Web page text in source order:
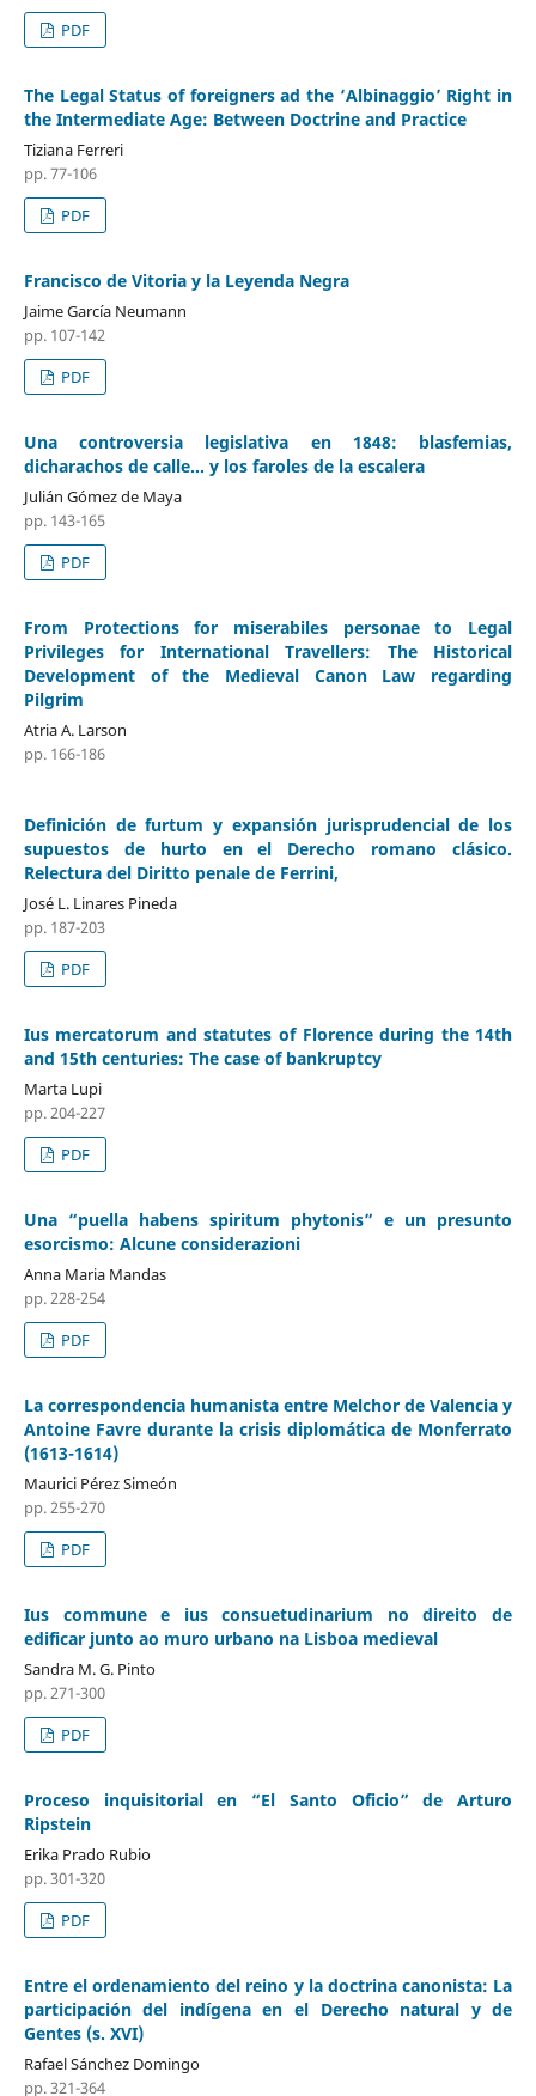
PDF
The Legal Status of foreigners ad the ‘Albinaggio’ Right in
the Intermediate Age: Between Doctrine and Practice
Tiziana Ferreri
pp. 77-106
PDF
Francisco de Vitoria y la Leyenda Negra
Jaime García Neumann
pp. 107-142
PDF
Una controversia legislativa en 1848: blasfemias,
dicharachos de calle… y los faroles de la escalera
Julián Gómez de Maya
pp. 143-165
PDF
From Protections for miserabiles personae to Legal
Privileges for International Travellers: The Historical
Development of the Medieval Canon Law regarding
Pilgrim
Atria A. Larson
pp. 166-186
Definición de furtum y expansión jurisprudencial de los
supuestos de hurto en el Derecho romano clásico.
Relectura del Diritto penale de Ferrini,
José L. Linares Pineda
pp. 187-203
PDF
Ius mercatorum and statutes of Florence during the 14th
and 15th centuries: The case of bankruptcy
Marta Lupi
pp. 204-227
PDF
Una “puella habens spiritum phytonis” e un presunto
esorcismo: Alcune considerazioni
Anna Maria Mandas
pp. 228-254
PDF
La correspondencia humanista entre Melchor de Valencia y
Antoine Favre durante la crisis diplomática de Monferrato
(1613-1614)
Maurici Pérez Simeón
pp. 255-270
PDF
Ius commune e ius consuetudinarium no direito de
edificar junto ao muro urbano na Lisboa medieval
Sandra M. G. Pinto
pp. 271-300
PDF
Proceso inquisitorial en “El Santo Oficio” de Arturo
Ripstein
Erika Prado Rubio
pp. 301-320
PDF
Entre el ordenamiento del reino y la doctrina canonista: La
participación del indígena en el Derecho natural y de
Gentes (s. XVI)
Rafael Sánchez Domingo
pp. 321-364